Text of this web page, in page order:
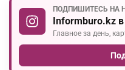
ПОДПИШИТЕСЬ НА
Informburo.kz
Главное за день,